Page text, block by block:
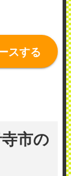
スする
市の